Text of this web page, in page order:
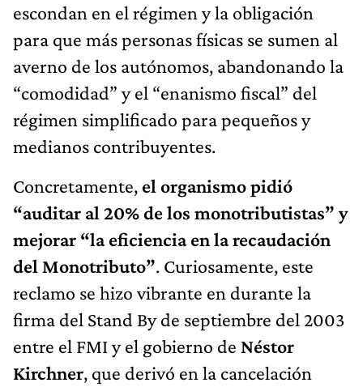
escondan en el régimen y la obligación
para que más personas físicas se sumen al
averno de los autónomos, abandonando la
“comodidad” y el “enanismo fiscal” del
régimen simplificado para pequeños y
medianos contribuyentes.
Concretamente, el organismo pidió
“auditar al 20% de los monotributistas” y
mejorar “la eficiencia en la recaudación
del Monotributo”. Curiosamente, este
reclamo se hizo vibrante en durante la
firma del Stand By de septiembre del 2003
entre el FMI y el gobierno de Néstor
Kirchner, que derivó en la cancelación